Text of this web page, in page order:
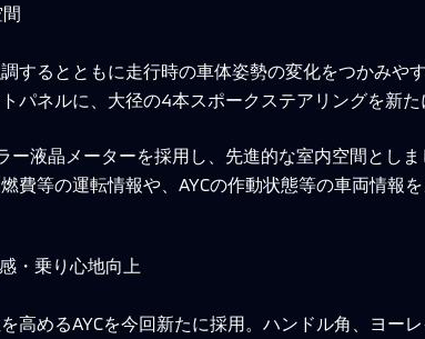
するとともに走行時の車体姿勢の変化をつかみや
パネルに、大径の4本スポークステアリングを新た
ー液晶メーターを採用し、先進的な室内空間とし
費等の運転情報や、AYCの作動状態等の車両情報
・乗り心地向上
高めるAYCを今回新たに採用。ハンドル角、ヨー